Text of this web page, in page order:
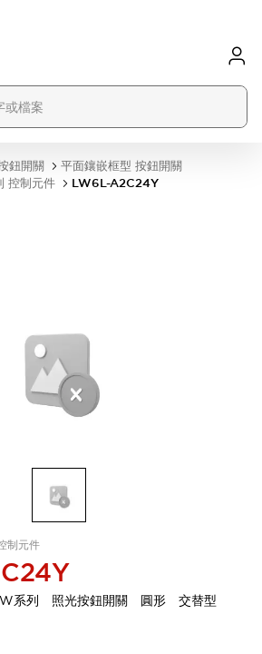
鈕開關
平面鑲嵌框型 按鈕開關
控制元件
LW6L-A2C24Y
制元件
系列 照光按鈕開關 圓形 交替型